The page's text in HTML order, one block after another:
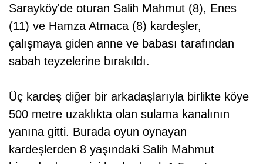
Sarayköy'de oturan Salih Mahmut (8), Enes
(11) ve Hamza Atmaca (8) kardeşler,
çalışmaya giden anne ve babası tarafından
sabah teyzelerine bırakıldı.
Üç kardeş diğer bir arkadaşlarıyla birlikte köye
500 metre uzaklıkta olan sulama kanalının
yanına gitti. Burada oyun oynayan
kardeşlerden 8 yaşındaki Salih Mahmut